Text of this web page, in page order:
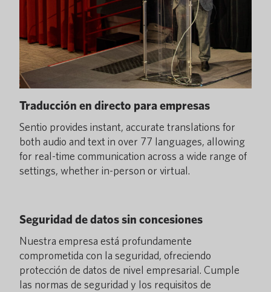
Traducción en directo para empresas
Sentio provides instant, accurate translations for
both audio and text in over 77 languages, allowing
for real-time communication across a wide range of
settings, whether in-person or virtual.
Seguridad de datos sin concesiones
Nuestra empresa está profundamente
comprometida con la seguridad, ofreciendo
protección de datos de nivel empresarial. Cumple
las normas de seguridad y los requisitos de